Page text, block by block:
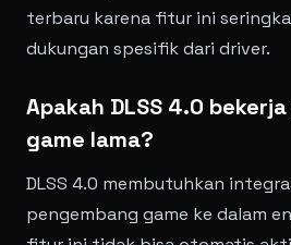
terbaru karena fitur ini
dukungan spesifik dari driver.
Apakah DLSS 4.0
game lama?
DLSS 4.0 membutuhkan
pengembang game ke dalam